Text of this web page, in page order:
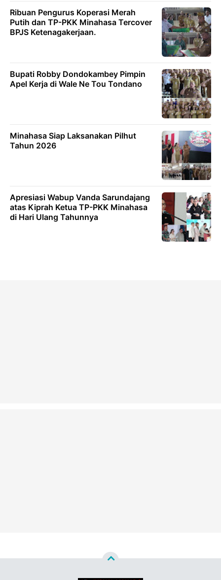
Ribuan Pengurus Koperasi Merah
Putih dan TP-PKK Minahasa Tercover
BPJS Ketenagakerjaan.
Bupati Robby Dondokambey Pimpin
Apel Kerja di Wale Ne Tou Tondano
Minahasa Siap Laksanakan Pilhut
Tahun 2026
Apresiasi Wabup Vanda Sarundajang
atas Kiprah Ketua TP-PKK Minahasa
di Hari Ulang Tahunnya